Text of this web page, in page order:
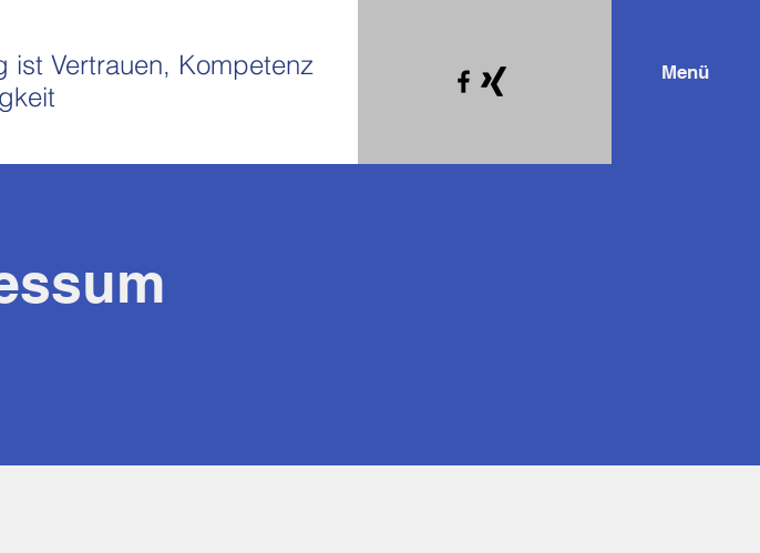
ist Vertrauen, Kompetenz
Menü